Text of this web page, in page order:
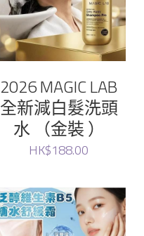
2026 MAGIC LAB
全新減白髮洗頭
水 （金裝 ）
HK$188.00